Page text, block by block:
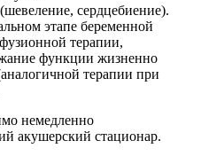
сердцебиение).
этапе беременной
терапии,
функции жизненно
терапии при
немедленно
акушерский стационар.